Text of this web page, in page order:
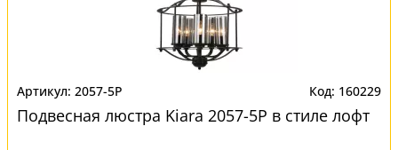
2057-5P 160229
Подвесная люстра Kiara 2057-5P в стиле лофт